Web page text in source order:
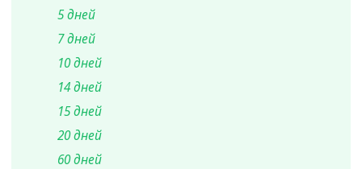
5 дней
7 дней
10 дней
14 дней
15 дней
20 дней
60 дней